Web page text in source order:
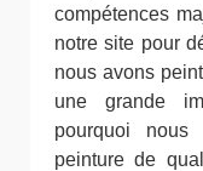
compétences
notre site pour
nous avons
une grande
pourquoi
peinture de